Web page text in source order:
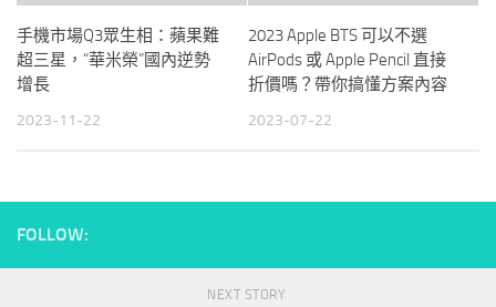
手機市場Q3眾生相：蘋果難
超三星，“華米榮”國內逆勢
增長
2023-11-22
2023 Apple BTS 可以不選
AirPods 或 Apple Pencil 直接
折價嗎？帶你搞懂方案內容
2023-07-22
FOLLOW:
NEXT STORY